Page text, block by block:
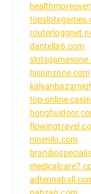
dantella6.com
hispinzone.com
top-online-
nineniki.com